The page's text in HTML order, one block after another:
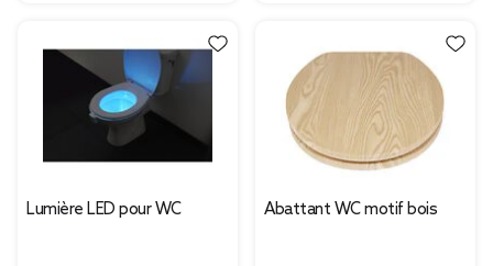
Lumière LED pour WC Abattant WC motif bois